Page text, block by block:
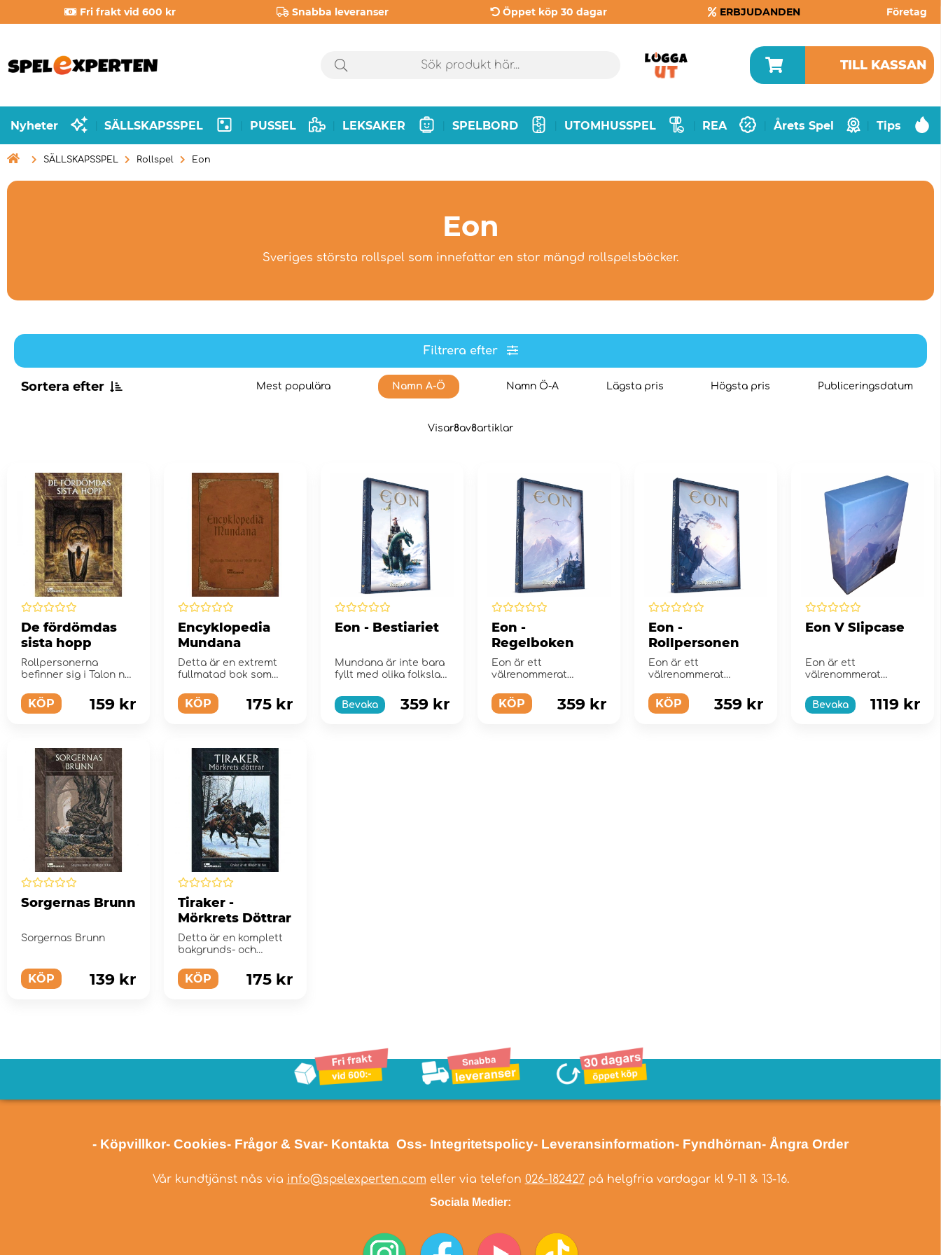
Fri frakt vid 600 kr Snabba leveranser Öppet köp 30 dagar ERBJUDANDEN Företag
TILL KASSAN
Nyheter SÄLLSKAPSSPEL PUSSEL LEKSAKER SPELBORD UTOMHUSSPEL REA Årets Spel Tips
 SÄLLSKAPSSPEL Rollspel Eon
Eon
Sveriges största rollspel som innefattar en stor mängd rollspelsböcker.
Filtrera efter
Sortera efter Mest populära Namn A-Ö Namn Ö-A Lägsta pris Högsta pris Publiceringsdatum
Visar8av8artiklar
De fördömdas
sista hopp
Rollpersonerna
befinner sig i Talon när
klammeri med rät...
KÖP 159 kr
Encyklopedia
Mundana
Detta är en extremt
fullmatad bok som
information ...
KÖP 175 kr
Eon - Bestiariet
Mundana är inte bara
fyllt med olika folkslag,
diverse varelser ...
Bevaka 359 kr
Eon -
Regelboken
Eon är ett
välrenommerat
svenska spelares
hjärtan i s...
KÖP 359 kr
Eon -
Rollpersonen
Eon är ett
välrenommerat
svenska spelares
hjärtan i s...
KÖP 359 kr
Eon V Slipcase
Eon är ett
välrenommerat
svenska spelares
hjärtan i s...
Bevaka 1119 kr
Sorgernas Brunn
Sorgernas Brunn
KÖP 139 kr
Tiraker -
Mörkrets Döttrar
Detta är en komplett
bakgrunds- och
behandlar Eon och
Mundanas folks...
KÖP 175 kr
- Köpvillkor- Cookies- Frågor & Svar- Kontakta Oss- Integritetspolicy- Leveransinformation- Fyndhörnan- Ångra Order
Vår kundtjänst nås via info@spelexperten.com eller via telefon 026-182427 på helgfria vardagar kl 9-11 & 13-16.
Sociala Medier: